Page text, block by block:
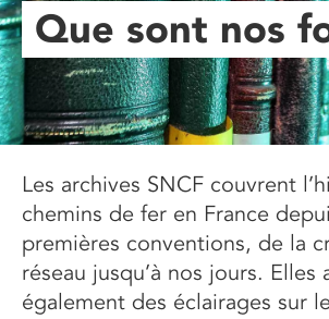
Que sont nos
Les archives SNCF couvrent
chemins de fer en France
premières conventions, de la
réseau jusqu’à nos jours. Elles
également des éclairages sur